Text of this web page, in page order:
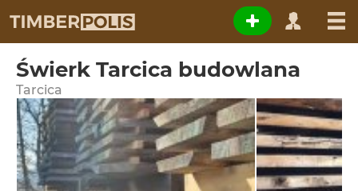
Świerk Tarcica budowlana
Tarcica